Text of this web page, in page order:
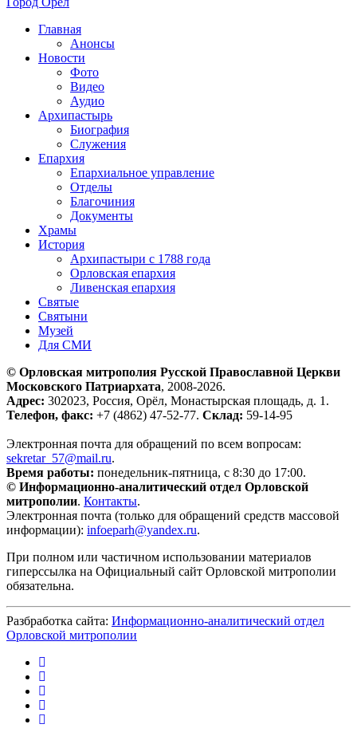
Главная
Анонсы
Новости
Фото
Видео
Аудио
Архипастырь
Биография
Служения
Епархия
Епархиальное управление
Отделы
Благочиния
Документы
Храмы
История
Архипастыри с 1788 года
Орловская епархия
Ливенская епархия
Святые
Святыни
Музей
Для СМИ
© Орловская митрополия Русской Православной Церкви
Московского Патриархата, 2008-2026.
Адрес: 302023, Россия, Орёл, Монастырская площадь, д. 1.
Телефон, факс: +7 (4862) 47-52-77. Склад: 59-14-95
Электронная почта для обращений по всем вопросам:
sekretar_57@mail.ru.
Время работы: понедельник-пятница, с 8:30 до 17:00.
© Информационно-аналитический отдел Орловской
митрополии. Контакты.
Электронная почта (только для обращений средств массовой
информации): infoeparh@yandex.ru.
При полном или частичном использовании материалов
гиперссылка на Официальный сайт Орловской митрополии
обязательна.
Разбработка сайта: Информационно-аналитический отдел
Орловской митрополии